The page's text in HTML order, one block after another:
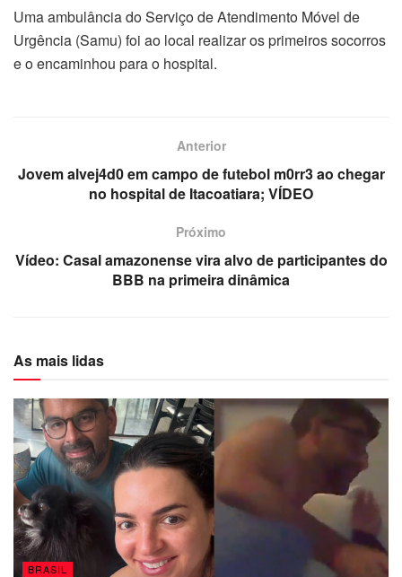
Uma ambulância do Serviço de Atendimento Móvel de
Urgência (Samu) foi ao local realizar os primeiros socorros
e o encaminhou para o hospital.
Anterior
Jovem alvej4d0 em campo de futebol m0rr3 ao chegar
no hospital de Itacoatiara; VÍDEO
Próximo
Vídeo: Casal amazonense vira alvo de participantes do
BBB na primeira dinâmica
As mais lidas
BRASIL